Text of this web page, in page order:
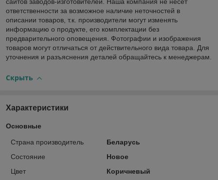
сайтов заводов-изготовителей. Наша компания не несет
ответственности за возможное наличие неточностей в
описании товаров, т.к. производители могут изменять
информацию о продукте, его комплектации без
предварительного оповещения. Фотографии и изображения
товаров могут отличаться от действительного вида товара. Для
уточнения и разъяснения деталей обращайтесь к менеджерам.
Скрыть
Характеристики
Основные
Страна производитель
Беларусь
Состояние
Новое
Цвет
Коричневый